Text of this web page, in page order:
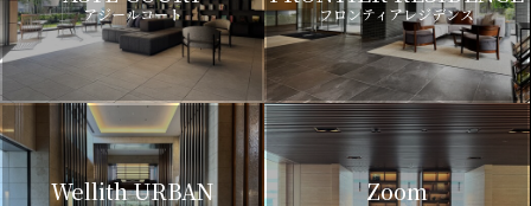
アジールコート フロンティアレジデンス
Wellith URBAN Zoom